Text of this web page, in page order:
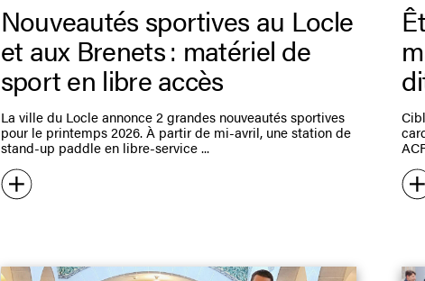
Nouveautés sportives au Locle
et aux Brenets : matériel de
sport en libre accès
La ville du Locle annonce 2 grandes nouveautés sportives
pour le printemps 2026. À partir de mi-avril, une station de
stand-up paddle en libre-service